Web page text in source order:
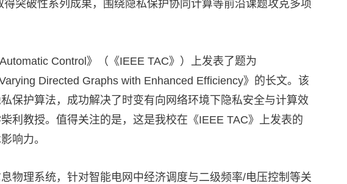
突破性系列成果，围绕隐私保护协同计算等前沿课题攻克多项
Control》（《IEEE TAC》）上发表了题为
Directed Graphs with Enhanced Efficiency》的长文。该
保护算法，成功解决了时变有向网络环境下隐私安全与计算效
利教授。值得关注的是，这是我校在《IEEE TAC》上发表的
响力。
物理系统，针对智能电网中经济调度与二级频率/电压控制等关